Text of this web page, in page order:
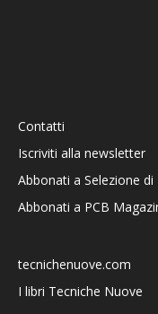
Contatti
Iscriviti alla newsletter
Abbonati a Selezione di
Abbonati a PCB
tecnichenuove.com
I libri Tecniche Nuove